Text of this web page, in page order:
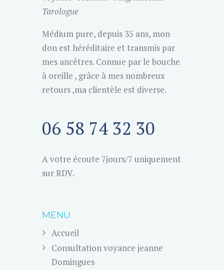
Tarologue
Médium pure, depuis 35 ans, mon
don est héréditaire et transmis par
mes ancêtres. Connue par le bouche
à oreille , grâce à mes nombreux
retours ,ma clientèle est diverse.
06 58 74 32 30
A votre écoute 7jours/7 uniquement
sur RDV.
MENU
Accueil
Consultation voyance jeanne
Domingues